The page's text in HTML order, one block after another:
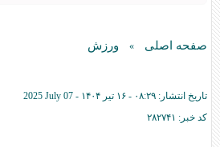
صفحه اصلی » ورزش
تاریخ انتشار: ۰۸:۲۹ - ۱۶ تير ۱۴۰۴ -
2025 July 07
کد خبر: ۲۸۲۷۴۱